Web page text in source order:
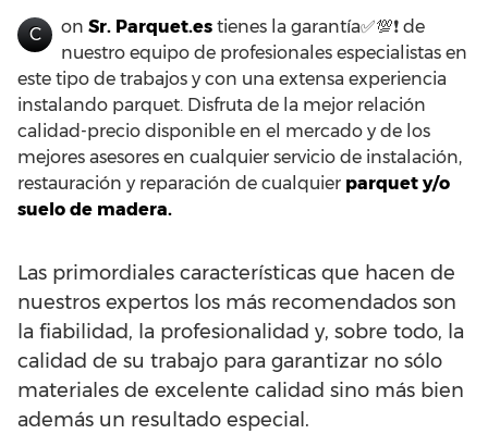
C on Sr. Parquet.es tienes la garantía✅💯❗ de
nuestro equipo de profesionales especialistas en
este tipo de trabajos y con una extensa experiencia
instalando parquet. Disfruta de la mejor relación
calidad-precio disponible en el mercado y de los
mejores asesores en cualquier servicio de instalación,
restauración y reparación de cualquier parquet y/o
suelo de madera.
Las primordiales características que hacen de
nuestros expertos los más recomendados son
la fiabilidad, la profesionalidad y, sobre todo, la
calidad de su trabajo para garantizar no sólo
materiales de excelente calidad sino más bien
además un resultado especial.